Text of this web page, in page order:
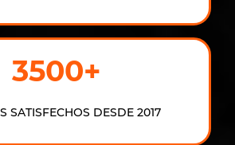
3500+
SATISFECHOS DESDE 2017